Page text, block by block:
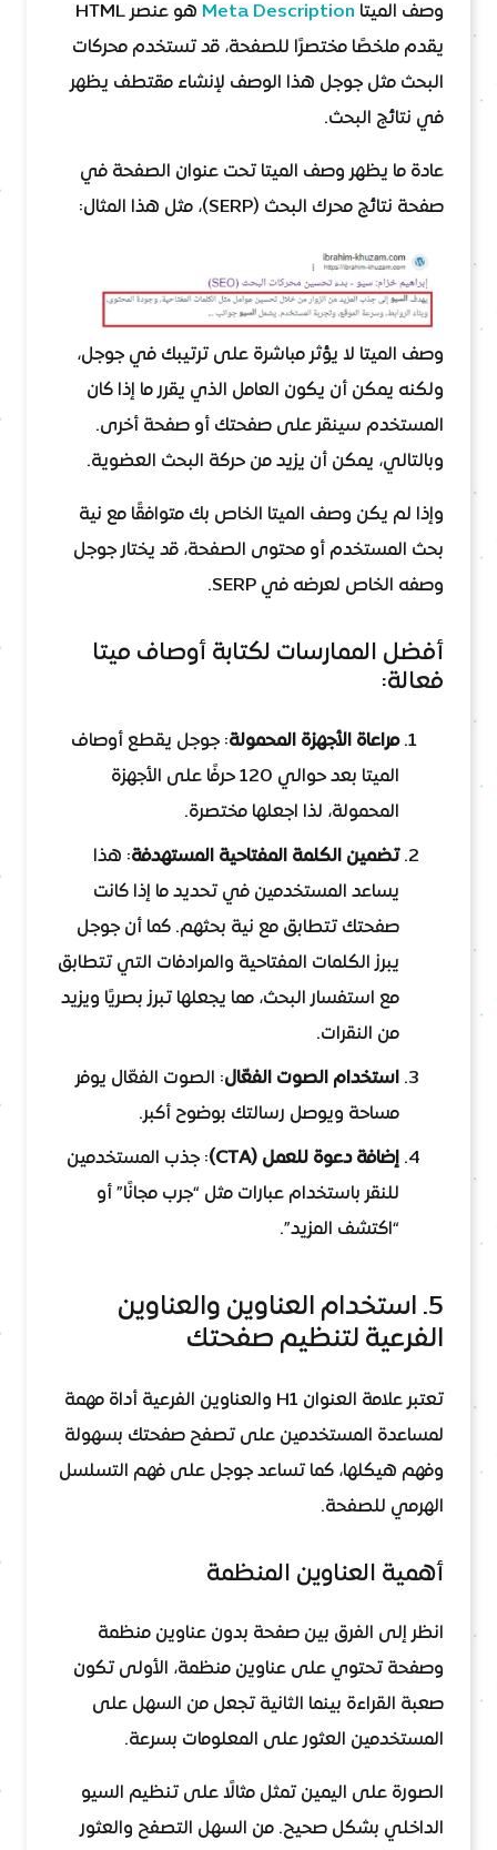
وصف الميتا Meta Description
هو عنصر HTML
يقدم ملخصًا مختصرًا للصفحة، قد تستخدم محركات
البحث مثل جوجل هذا الوصف لإنشاء مقتطف يظهر
في نتائج البحث.
عادة ما يظهر وصف الميتا تحت عنوان الصفحة في
صفحة نتائج محرك البحث (SERP)، مثل هذا المثال:
وصف الميتا لا يؤثر مباشرة على ترتيبك في جوجل،
ولكنه يمكن أن يكون العامل الذي يقرر ما إذا كان
المستخدم سينقر على صفحتك أو صفحة أخرى.
وبالتالي، يمكن أن يزيد من حركة البحث العضوية.
وإذا لم يكن وصف الميتا الخاص بك متوافقًا مع نية
بحث المستخدم أو محتوى الصفحة، قد يختار جوجل
وصفه الخاص لعرضه في SERP.
أفضل الممارسات لكتابة أوصاف ميتا
فعالة:
مراعاة الأجهزة المحمولة: جوجل يقطع أوصاف
الميتا بعد حوالي 120 حرفًا على الأجهزة
المحمولة، لذا اجعلها مختصرة.
تضمين الكلمة المفتاحية المستهدفة: هذا
يساعد المستخدمين في تحديد ما إذا كانت
صفحتك تتطابق مع نية بحثهم. كما أن جوجل
يبرز الكلمات المفتاحية والمرادفات التي تتطابق
مع استفسار البحث، مما يجعلها تبرز بصريًا ويزيد
من النقرات.
استخدام الصوت الفعّال: الصوت الفعّال يوفر
مساحة ويوصل رسالتك بوضوح أكبر.
إضافة دعوة للعمل (CTA)
: جذب المستخدمين
للنقر باستخدام عبارات مثل “جرب مجانًا” أو
“اكتشف المزيد”.
5. استخدام العناوين والعناوين
الفرعية لتنظيم صفحتك
تعتبر علامة العنوان H1 والعناوين الفرعية أداة مهمة
لمساعدة المستخدمين على تصفح صفحتك بسهولة
وفهم هيكلها، كما تساعد جوجل على فهم التسلسل
الهرمي للصفحة.
أهمية العناوين المنظمة
انظر إلى الفرق بين صفحة بدون عناوين منظمة
وصفحة تحتوي على عناوين منظمة، الأولى تكون
صعبة القراءة بينما الثانية تجعل من السهل على
المستخدمين العثور على المعلومات بسرعة.
الصورة على اليمين تمثل مثالًا على تنظيم السيو
الداخلي بشكل صحيح. من السهل التصفح والعثور